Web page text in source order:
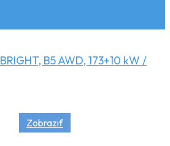
B5 AWD, 173+10 kW /
Zobraziť